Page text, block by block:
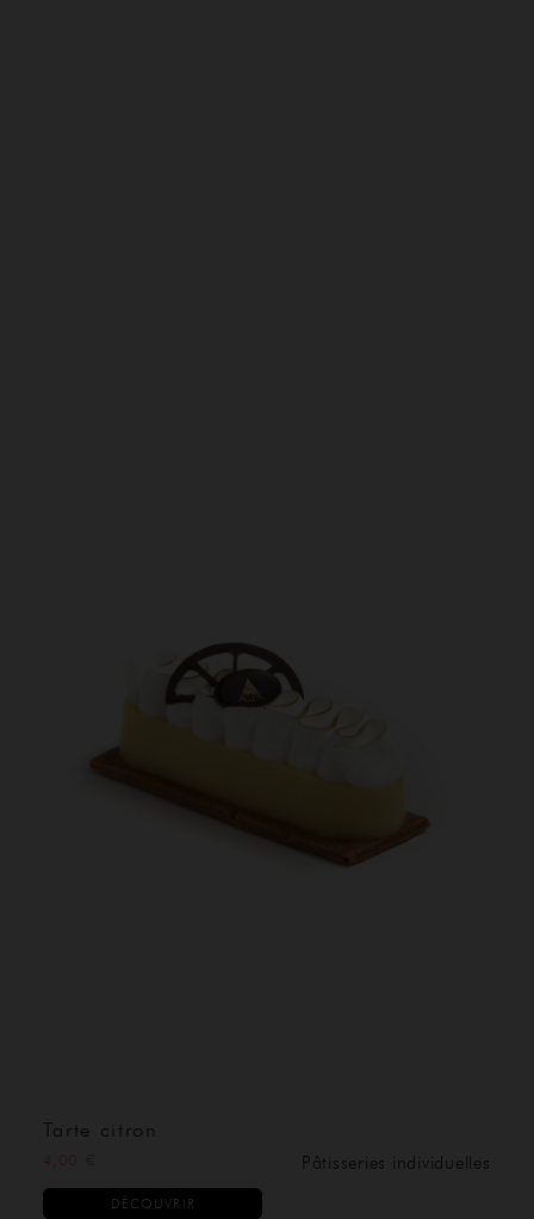
Tarte citron
Pâtisseries individuelles
DÉCOUVRIR